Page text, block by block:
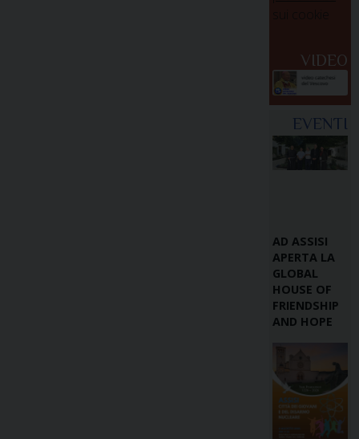
VIDEO
EVENTI
AD ASSISI
APERTA LA
GLOBAL
HOUSE OF
FRIENDSHIP
AND HOPE